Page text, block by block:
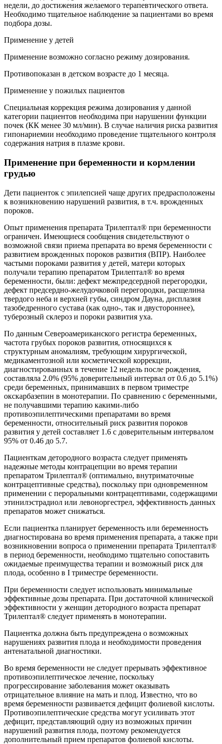
недели, до достижения желаемого терапевтического ответа.
Необходимо тщательное наблюдение за пациентами во время
подбора дозы.
Применение у детей
Применение возможно согласно режиму дозирования.
Противопоказан в детском возрасте до 1 месяца.
Применение у пожилых пациентов
Специальная коррекция режима дозирования у данной
категории пациентов необходима при нарушении функции
почек (КК менее 30 мл/мин). В случае наличия риска развития
гипонариемии необходимо проведение тщательного контроля
содержания натрия в плазме крови.
Применение при беременности и кормлении
грудью
Дети пациенток с эпилепсией чаще других предрасположены
к возникновению нарушений развития, в т.ч. врожденных
пороков.
Опыт применения препарата Трилептал® при беременности
ограничен. Имеющиеся сообщения свидетельствуют о
возможной связи приема препарата во время беременности с
развитием врожденных пороков развития (ВПР). Наиболее
частыми пороками развития у детей, матери которых
получали терапию препаратом Трилептал® во время
беременности, были: дефект межпредсердной перегородки,
дефект предсердно-желудочковой перегородки, расщелина
твердого неба и верхней губы, синдром Дауна, дисплазия
тазобедренного сустава (как одно-, так и двустороннее),
туберозный склероз и пороки развития уха.
По данным Североамериканского регистра беременных,
частота грубых пороков развития, относящихся к
структурным аномалиям, требующим хирургической,
медикаментозной или косметической коррекции,
диагностированных в течение 12 недель после рождения,
составляла 2.0% (95% доверительный интервал от 0.6 до 5.1%)
среди беременных, принимавших в первом триместре
окскарбазепин в монотерапии. По сравнению с беременными,
не получавшими терапию какими-либо
противоэпилептическими препаратами во время
беременности, относительный риск развития пороков
развития у детей составляет 1.6 с доверительным интервалом
95% от 0.46 до 5.7.
Пациенткам детородного возраста следует применять
надежные методы контрацепции во время терапии
препаратом Трилептал® (оптимально, внутриматочные
контрацептивные средства), поскольку при одновременном
применении с пероральными контрацептивами, содержащими
этинилэстрадиол или левоноргестрел, эффективность данных
препаратов может снижаться.
Если пациентка планирует беременность или беременность
диагностирована во время применения препарата, а также при
возникновении вопроса о применении препарата Трилептал®
в период беременности, необходимо тщательно сопоставить
ожидаемые преимущества терапии и возможный риск для
плода, особенно в I триместре беременности.
При беременности следует использовать минимальные
эффективные дозы препарата. При достаточной клинической
эффективности у женщин детородного возраста препарат
Трилептал® следует применять в монотерапии.
Пациентка должна быть предупреждена о возможных
нарушениях развития плода и необходимости проведения
антенатальной диагностики.
Во время беременности не следует прерывать эффективное
противоэпилептическое лечение, поскольку
прогрессирование заболевания может оказывать
отрицательное влияние на мать и плод. Известно, что во
время беременности развивается дефицит фолиевой кислоты.
Противоэпилептические средства могут усиливать этот
дефицит, представляющий одну из возможных причин
нарушений развития плода, поэтому рекомендуется
дополнительный прием препаратов фолиевой кислоты.